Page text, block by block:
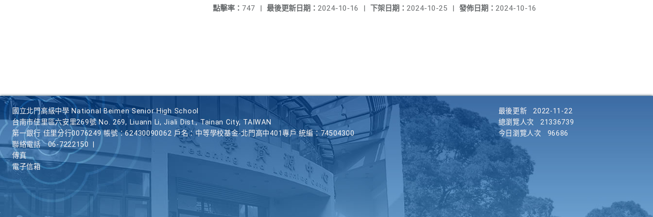
發佈日期： 2024-10-16
下架日期： 2024-10-25 |
最後更新日期： 2024-10-16 |
點擊率： 747 |
國立北門高級中學 National Beimen Senior High School
台南市佳里區六安里269號 No. 269, Liuann Li, Jiali Dist., Tainan City, TAIWAN
第一銀行 佳里分行0076249 帳號：62430090062 戶名：中等學校基金-北門高中401專戶 統編：74504300
聯絡電話
06-7222150
傳真
電子信箱
最後更新
2022-11-22
總瀏覽人次
21336739
今日瀏覽人次
96686